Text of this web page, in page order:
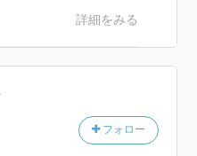
詳細をみる
フォロー